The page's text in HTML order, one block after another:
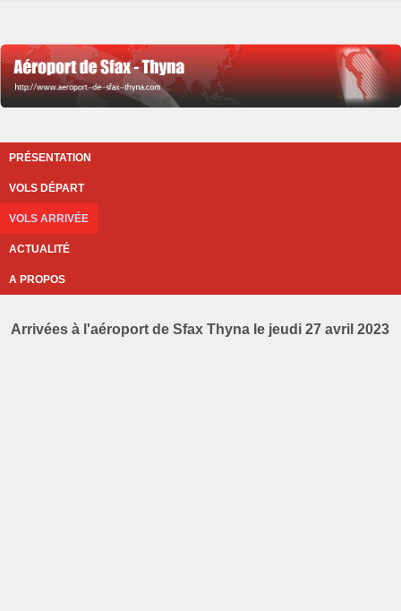
PRÉSENTATION
VOLS DÉPART
VOLS ARRIVÉE
ACTUALITÉ
A PROPOS
Arrivées à l'aéroport de Sfax Thyna le jeudi 27 avril 2023